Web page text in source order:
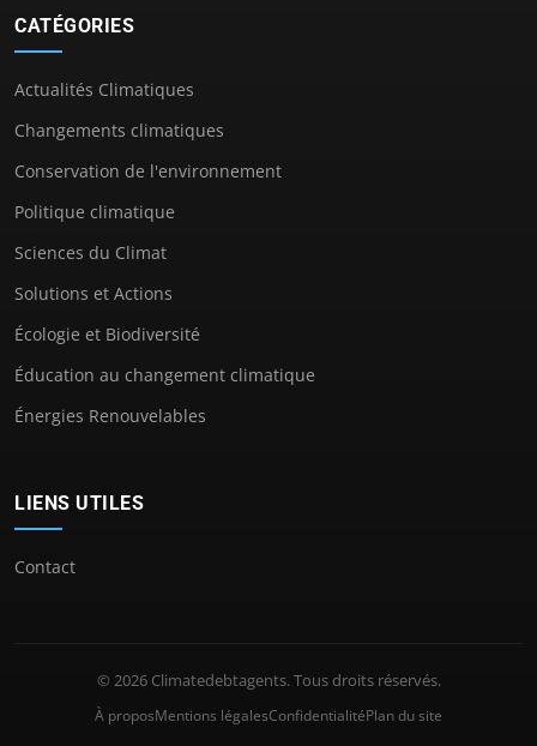
CATÉGORIES
Actualités Climatiques
Changements climatiques
Conservation de l'environnement
Politique climatique
Sciences du Climat
Solutions et Actions
Écologie et Biodiversité
Éducation au changement climatique
Énergies Renouvelables
LIENS UTILES
Contact
© 2026 Climatedebtagents. Tous droits réservés.
À proposMentions légalesConfidentialitéPlan du site